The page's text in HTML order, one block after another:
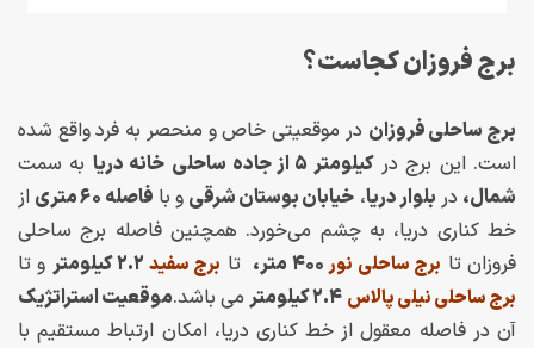
برج فروزان کجاست؟
برج ساحلی فروزان در موقعیتی خاص و منحصر به فرد واقع شده
است. این برج درکیلومتر ۵ از جاده ساحلی خانه دریا به سمت
شمال، در بلوار دریا، خیابان بوستان شرقی و با فاصله ۶۰ متری
از
خط کناری دریا، به چشم می‌خورد. همچنین فاصله برج ساحلی
فروزان تا برج ساحلی نور۴۰۰ متر، تا برج سفید و تا
برج ساحلی نیلی پالاس ۲.۴ کیلومتر می باشد.موقعیت استراتژیک
آن در فاصله معقول از خط کناری دریا، امکان ارتباط مستقیم با